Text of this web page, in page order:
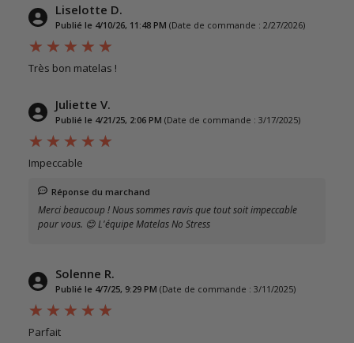
Liselotte D.
Publié le 4/10/26, 11:48 PM (Date de commande : 2/27/2026)
Très bon matelas !
Juliette V.
Publié le 4/21/25, 2:06 PM (Date de commande : 3/17/2025)
Impeccable
Réponse du marchand
Merci beaucoup ! Nous sommes ravis que tout soit impeccable
pour vous. 😊 L'équipe Matelas No Stress
Solenne R.
Publié le 4/7/25, 9:29 PM (Date de commande : 3/11/2025)
Parfait